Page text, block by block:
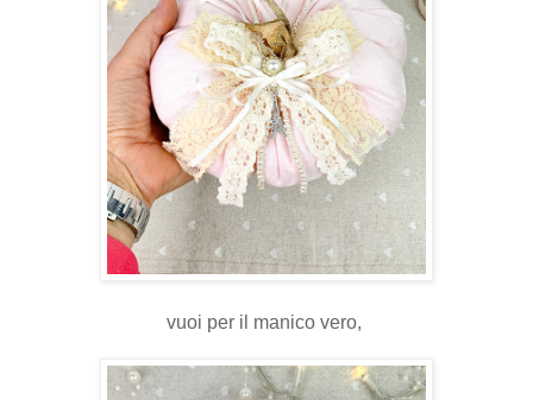
vuoi per il manico vero,